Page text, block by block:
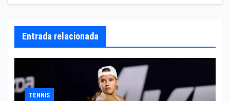
Entrada relacionada
TENNIS